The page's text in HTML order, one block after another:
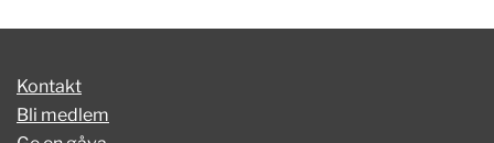
Kontakt
Bli medlem